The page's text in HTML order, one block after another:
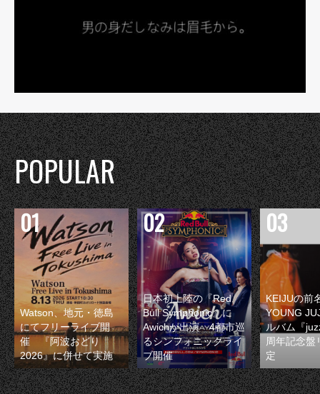
POPULAR
Watson、地元・徳島
にてフリーライブ開
催 『阿波おどり
2026』に併せて実施
日本初上陸の『Red
Bull Symphonic』に
Awichが出演 4都市巡
るシンフォニックライ
ブ開催
KEIJUの前
YOUNG
ルバム『
周年記念盤
定